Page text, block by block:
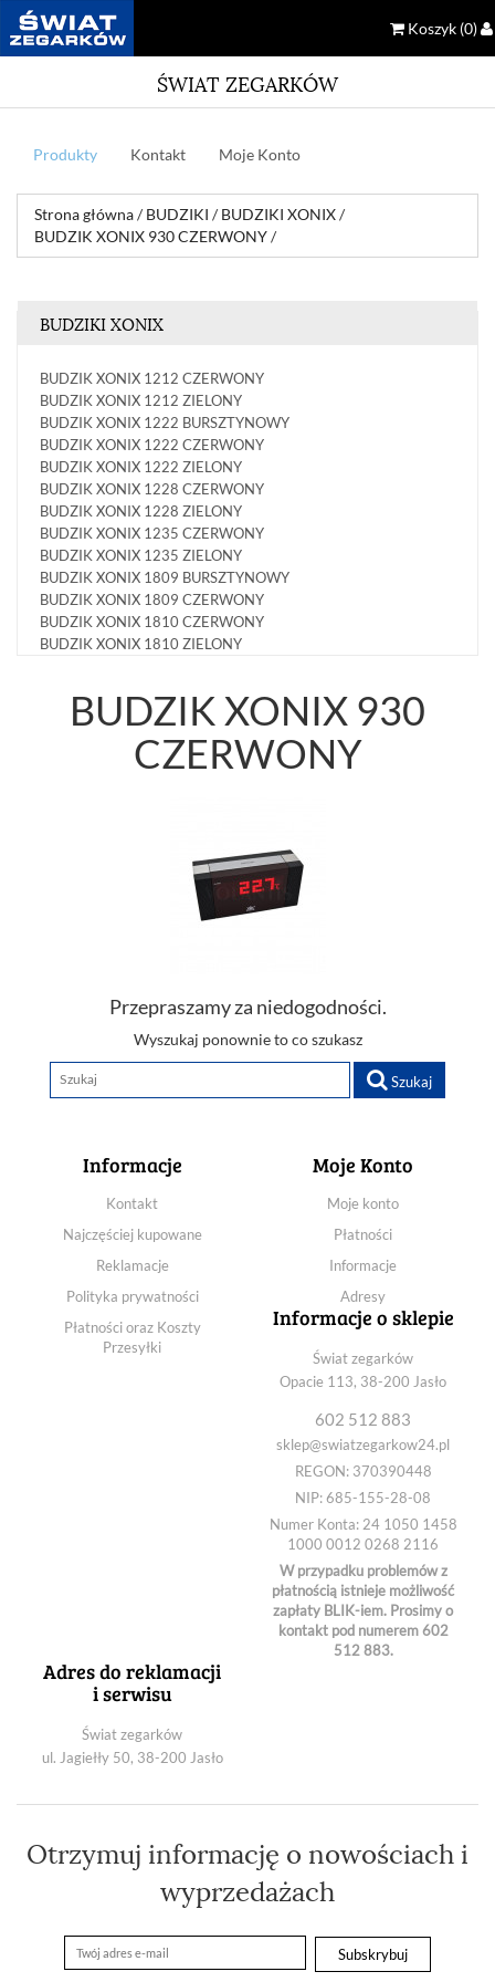
Koszyk (0)
ŚWIAT ZEGARKÓW
Produkty Kontakt Moje Konto
Strona główna/ BUDZIKI / BUDZIKI XONIX/
BUDZIK XONIX 930 CZERWONY/
BUDZIKI XONIX
BUDZIK XONIX 1212 CZERWONY
BUDZIK XONIX 1212 ZIELONY
BUDZIK XONIX 1222 BURSZTYNOWY
BUDZIK XONIX 1222 CZERWONY
BUDZIK XONIX 1222 ZIELONY
BUDZIK XONIX 1228 CZERWONY
BUDZIK XONIX 1228 ZIELONY
BUDZIK XONIX 1235 CZERWONY
BUDZIK XONIX 1235 ZIELONY
BUDZIK XONIX 1809 BURSZTYNOWY
BUDZIK XONIX 1809 CZERWONY
BUDZIK XONIX 1810 CZERWONY
BUDZIK XONIX 1810 ZIELONY
BUDZIK XONIX 1812 ZIELONY
BUDZIK XONIX 1819 ZIELONY
BUDZIK XONIX 618 ZIELONY
BUDZIK XONIX 623 BURSZTYNOWY
BUDZIK XONIX 623 CZERWONY
BUDZIK XONIX 930 ZIELONY
BUDZIK XONIX GHY-2303 CZARNY
BUDZIK XONIX GHY-510 BIAŁY
BUDZIK XONIX GHY-510 NIEBIESKI
BUDZIK XONIX GHY-510 ZIELONY
BUDZIK XONIX 930
CZERWONY
Przepraszamy za niedogodności.
Wyszukaj ponownie to co szukasz
Szukaj
Informacje
Kontakt
Najczęściej kupowane
Reklamacje
Polityka prywatności
Płatności oraz Koszty
Przesyłki
Moje Konto
Moje konto
Płatności
Informacje
Adresy
Informacje o sklepie
Świat zegarków
Opacie 113, 38-200 Jasło
602 512 883
sklep@swiatzegarkow24.pl
REGON: 370390448
NIP: 685-155-28-08
Numer Konta: 24 1050 1458
1000 0012 0268 2116
W przypadku problemów z
płatnością istnieje możliwość
zapłaty BLIK-iem. Prosimy o
kontakt pod numerem 602
512 883.
Adres do reklamacji
i serwisu
Świat zegarków
ul. Jagiełły 50, 38-200 Jasło
Otrzymuj informację o nowościach i
wyprzedażach